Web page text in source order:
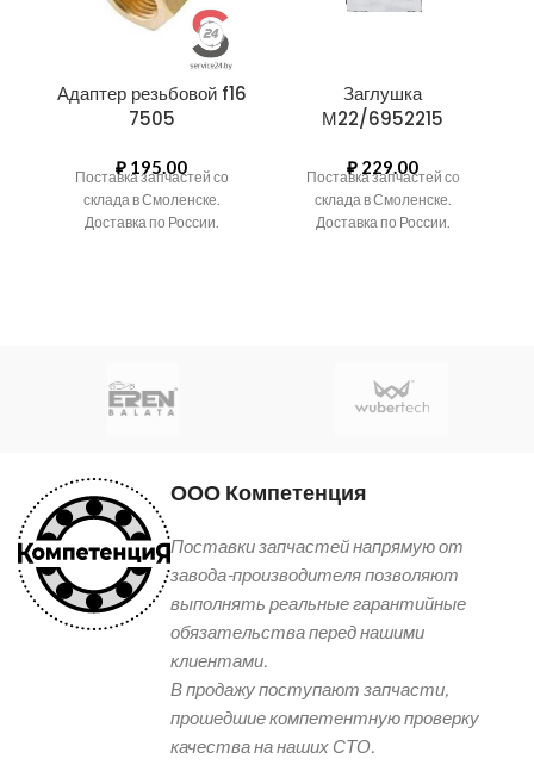
Адаптер резьбовой f16
7505
₽ 195.00
Поставка запчастей со
склада в Смоленске.
Доставка по России.
Заглушка
М22/6952215
₽ 229.00
Поставка запчастей со
склада в Смоленске.
Доставка по России.
ООО Компетенция
Поставки запчастей напрямую от
завода-производителя позволяют
выполнять реальные гарантийные
обязательства перед нашими
клиентами.
В продажу поступают запчасти,
прошедшие компетентную проверку
качества на наших СТО.